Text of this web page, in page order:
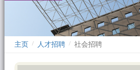
主页 / 人才招聘 / 社会招聘